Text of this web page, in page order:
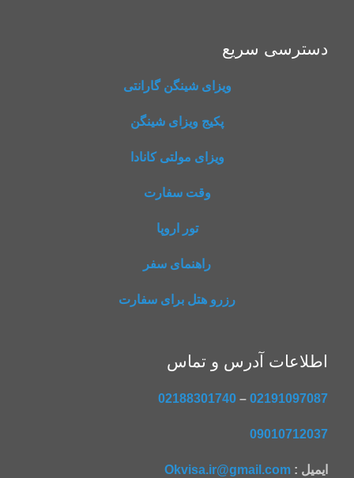
دسترسی سریع
ویزای شینگن گارانتی
پکیج ویزای شینگن
ویزای مولتی کانادا
وقت سفارت
تور اروپا
راهنمای سفر
رزرو هتل برای سفارت
اطلاعات آدرس و تماس
02191097087
–
02188301740
09010712037
ایمیل :Okvisa.ir@gmail.com